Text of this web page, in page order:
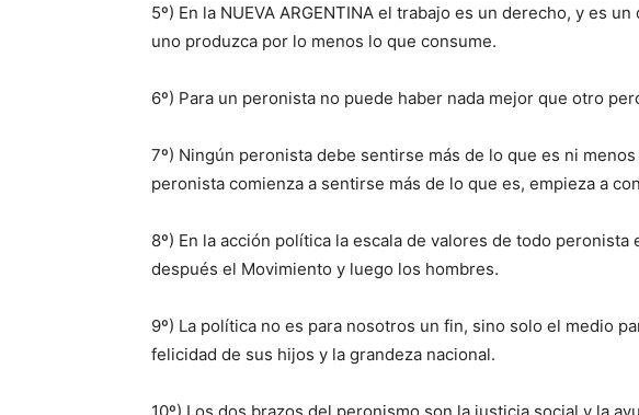
5º) En la NUEVA ARGENTINA el trabajo es un derecho, y es
uno produzca por lo menos lo que consume.
6º) Para un peronista no puede haber nada mejor que otro
7º) Ningún peronista debe sentirse más de lo que es ni
peronista comienza a sentirse más de lo que es, empieza a
8º) En la acción política la escala de valores de todo
después el Movimiento y luego los hombres.
9º) La política no es para nosotros un fin, sino solo el medio
felicidad de sus hijos y la grandeza nacional.
10º) Los dos brazos del peronismo son la justicia social y la